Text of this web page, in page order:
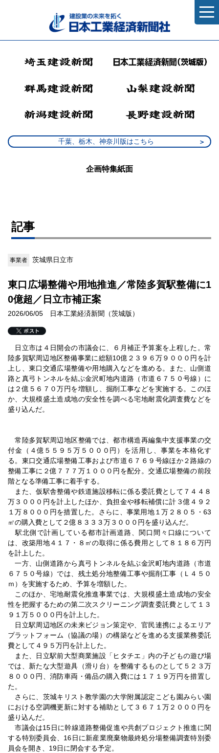
千葉、栃木、神奈川版はこちら
企画特集紙面
記事
事業者 茨城県日立市
東口広場整備や用地推進／常陸多賀駅整備に1
0億超／日立市補正案
2026/06/05 日本工業経済新聞（茨城版）
日立市は４日開会の市議会に、６月補正予算案を上程した。常
陸多賀駅周辺地区整備事業に総額10億２３９６万９０００円を計
上し、東口交通広場整備や用地購入などを進める。また、山側道
路と真弓トンネルを結ぶ金沢町地内道路（市道６７５０号線）に
は２億５６７０万円を増額し、掘削工事などを実施する。このほ
か、大規模盛土造成地の安全性を調べる宅地耐震化調査費などを
盛り込んだ。
常陸多賀駅周辺地区整備では、都市構造再編集中支援事業の交
付金（４億５５９５万５０００円）を活用し、事業を本格化す
る。東口交通広場整備工事および市道６７６９号線ほか２路線の
整備工事に２億７７７万１０００円を配分。交通広場整備の前段
階となる準備工事に着手する。
また、仮駅舎整備や鉄道施設移転に係る委託費として７４４８
万３０００円を計上したほか、負担金や移転補償に計３億４９２
１万８０００円を措置した。さらに、事業用地１万２８０５・63
㎡の購入費として２億８３３３万３０００円を盛り込んだ。
駅北側で計画している都市計画道路、関口間々口線について
は、改築用地４１７・８㎡の取得に係る費用として８１８６万円
を計上した。
一方、山側道路から真弓トンネルを結ぶ金沢町地内道路（市道
６７５０号線）では、残土処分地整備工事や掘削工事（Ｌ４５０
ｍ）を実施するため、予算を増額した。
このほか、宅地耐震化推進事業では、大規模盛土造成地の安全
性を把握するための第二次スクリーニング調査委託費として１３
９１万５０００円を計上した。
日立駅周辺地区の未来ビジョン策定や、官民連携によるエリア
プラットフォーム（協議の場）の構築などを進める支援業務委託
費として４９５万円を計上した。
また、日立駅前大型商業施設「ヒタチエ」内の子どもの遊び場
では、新たな大型遊具（滑り台）を整備するものとして５２３万
８０００円、消防車両・備品の購入費には１７１９万円を措置し
た。
さらに、茨城キリスト教学園の大学附属認定こども園みらい園
における空調機更新に対する補助として３６７１万２０００円を
盛り込んだ。
市議会は15日に幹線道路整備促進や共創プロジェクト推進に関
する特別委員会、16日に新産業廃棄物最終処分場整備調査特別委
員会を開き、19日に閉会する予定。